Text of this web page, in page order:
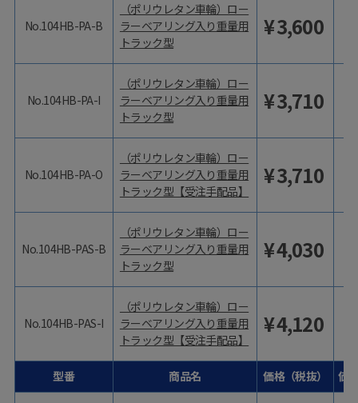
No.104HB-PA-B
No.104HB-PA-I
No.104HB-PA-O
No.104HB-PAS-B
No.104HB-PAS-I
型番
（ポリウレタン車輪）ロー
ラーベアリング入り重量用
トラック型
¥3,600
（ポリウレタン車輪）ロー
ラーベアリング入り重量用
トラック型
¥3,710
（ポリウレタン車輪）ロー
ラーベアリング入り重量用
トラック型【受注手配品】
¥3,710
（ポリウレタン車輪）ロー
ラーベアリング入り重量用
トラック型
¥4,030
（ポリウレタン車輪）ロー
ラーベアリング入り重量用
トラック型【受注手配品】
¥4,120
商品名 価格（税抜） 価